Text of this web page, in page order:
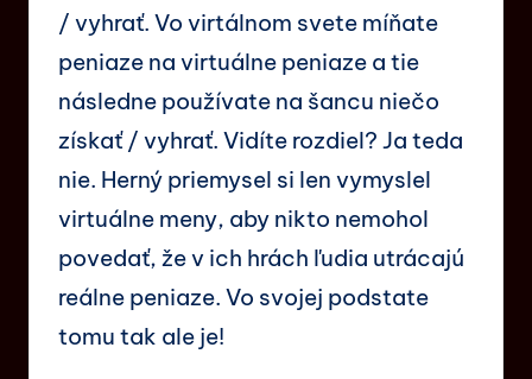
/ vyhrať. Vo virtálnom svete míňate
peniaze na virtuálne peniaze a tie
následne používate na šancu niečo
získať / vyhrať. Vidíte rozdiel? Ja teda
nie. Herný priemysel si len vymyslel
virtuálne meny, aby nikto nemohol
povedať, že v ich hrách ľudia utrácajú
reálne peniaze. Vo svojej podstate
tomu tak ale je!